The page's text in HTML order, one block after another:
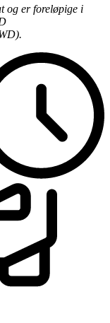
og er foreløpige i